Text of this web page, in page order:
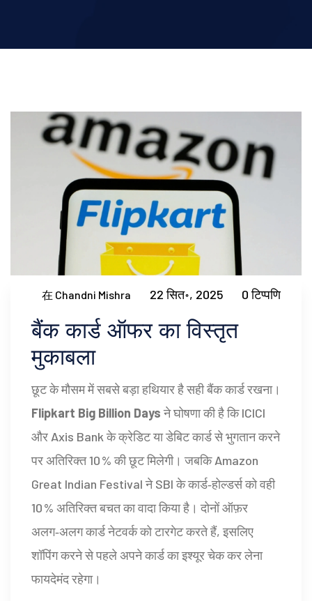
在 Chandni Mishra 22 सित॰, 2025 0 टिप्पणि
बैंक कार्ड ऑफर का विस्तृत
मुकाबला
छूट के मौसम में सबसे बड़ा हथियार है सही बैंक कार्ड रखना।
Flipkart Big Billion Daysने घोषणा की है कि ICICI
और Axis Bank के क्रेडिट या डेबिट कार्ड से भुगतान करने
पर अतिरिक्त 10 % की छूट मिलेगी। जबकि Amazon
Great Indian Festival ने SBI के कार्ड‑होल्डर्स को वही
10 % अतिरिक्त बचत का वादा किया है। दोनों ऑफ़र
अलग‑अलग कार्ड नेटवर्क को टारगेट करते हैं, इसलिए
शॉपिंग करने से पहले अपने कार्ड का इश्यूर चेक कर लेना
फायदेमंद रहेगा।